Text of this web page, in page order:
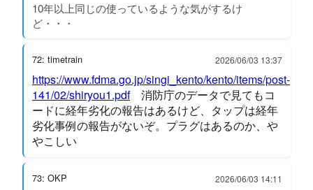
10年以上同じの使っているような気がするけ
ど・・・
72: timetrain 2026/06/03 13:37
https://www.fdma.go.jp/singi_kento/kento/items/post-
141/02/shiryou1.pdf消防庁のデータで見てもコ
ードに経年劣化の報告はあるけど、タップは経年
劣化事例の報告がないぞ。プラグはあるのか、や
やこしい
73: OKP 2026/06/03 14:11